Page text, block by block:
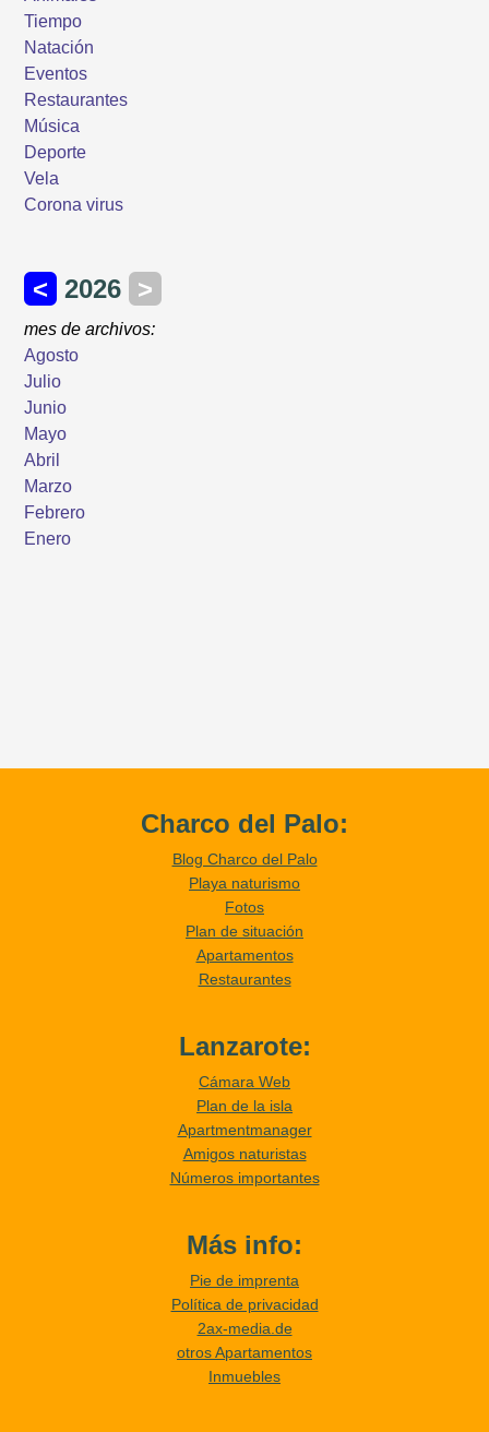
Tiempo
Natación
Eventos
Restaurantes
Música
Deporte
Vela
Corona virus
Charco del Palo:
Blog Charco del Palo
Playa naturismo
Fotos
Plan de situación
Apartamentos
Restaurantes
Lanzarote:
Cámara Web
Plan de la isla
Apartmentmanager
Amigos naturistas
Números importantes
Más info:
Pie de imprenta
Política de privacidad
2ax-media.de
otros Apartamentos
Inmuebles